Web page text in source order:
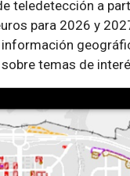
teledetección a
para 2026 y
temas de